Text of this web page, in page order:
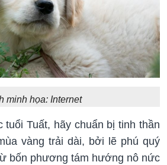
minh họa: Internet
Tuất, hãy chuẩn bị tinh thần
vàng trải dài, bởi lẽ phú quý
bốn phương tám hướng nô nức